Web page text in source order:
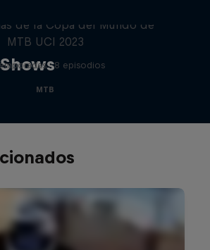
de la Copa del Mundo de
MTB UCI 2023
· 8 episodios
MTB